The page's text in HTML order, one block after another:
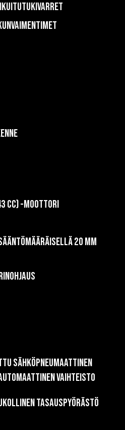
CC) -moottori
20 mm
sähköpneumaattinen
vaihteisto
tasauspyörästö